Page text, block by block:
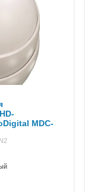
MDC-